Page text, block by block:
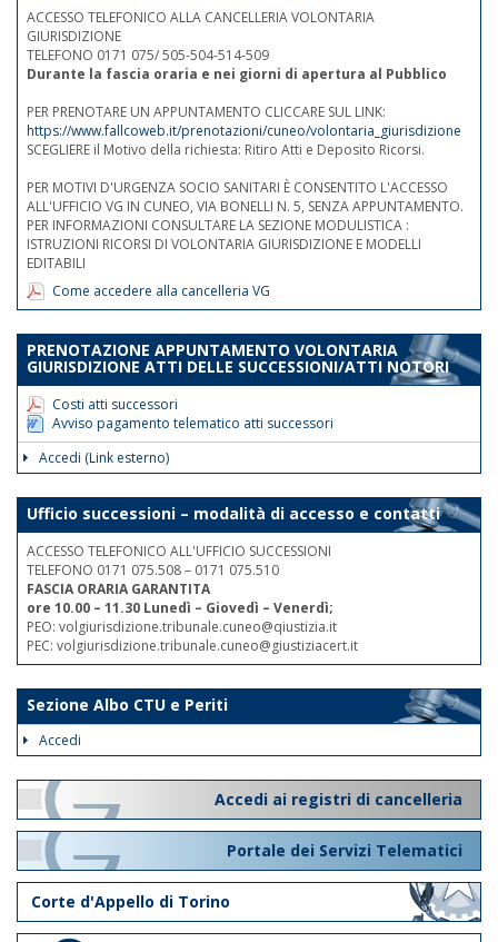
ACCESSO TELEFONICO ALLA CANCELLERIA VOLONTARIA
GIURISDIZIONE
TELEFONO 0171 075/ 505-504-514-509
Durante la fascia oraria e nei giorni di apertura al Pubblico
PER PRENOTARE UN APPUNTAMENTO CLICCARE SUL LINK:
https://www.fallcoweb.it/prenotazioni/cuneo/volontaria_giurisdizione
SCEGLIERE il Motivo della richiesta: Ritiro Atti e Deposito Ricorsi.
PER MOTIVI D'URGENZA SOCIO SANITARI È CONSENTITO L'ACCESSO
ALL'UFFICIO VG IN CUNEO, VIA BONELLI N. 5, SENZA APPUNTAMENTO.
PER INFORMAZIONI CONSULTARE LA SEZIONE MODULISTICA :
ISTRUZIONI RICORSI DI VOLONTARIA GIURISDIZIONE E MODELLI
EDITABILI
Come accedere alla cancelleria VG
PRENOTAZIONE APPUNTAMENTO VOLONTARIA
GIURISDIZIONE ATTI DELLE SUCCESSIONI/ATTI NOTORI
Costi atti successori
Avviso pagamento telematico atti successori
Accedi (Link esterno)
Ufficio successioni – modalità di accesso e contatti
ACCESSO TELEFONICO ALL'UFFICIO SUCCESSIONI
TELEFONO 0171 075.508 – 0171 075.510
FASCIA ORARIA GARANTITA
ore 10.00 – 11.30 Lunedì – Giovedì – Venerdì;
PEO: volgiurisdizione.tribunale.cuneo@qiustizia.it
PEC: volgiurisdizione.tribunale.cuneo@giustiziacert.it
Sezione Albo CTU e Periti
Accedi
Accedi ai registri di cancelleria
Portale dei Servizi Telematici
Corte d'Appello di Torino